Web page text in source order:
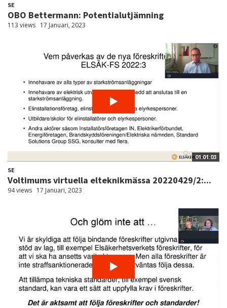
SE
OBO Bettermann: Potentialutjämning
113 views 17 Januari, 2023
01:01:03
SE
Voltimums virtuella elteknikmässa 20220429/2:...
94 views 17 Januari, 2023